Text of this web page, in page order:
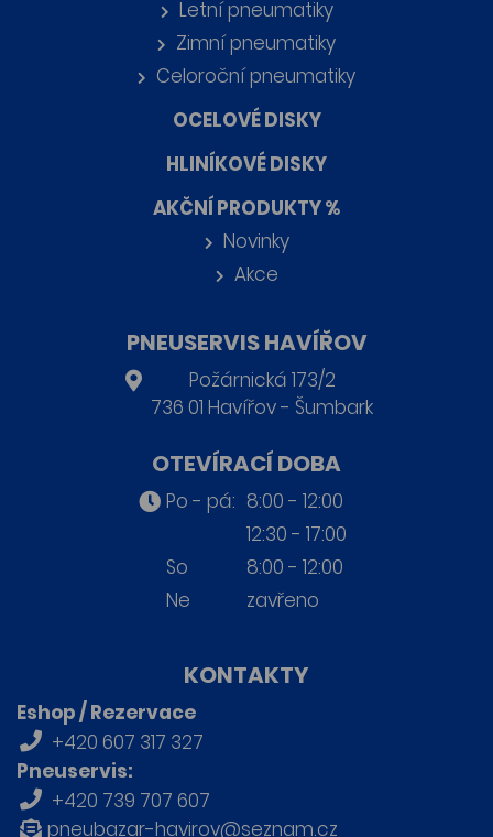
Letní pneumatiky
Zimní pneumatiky
Celoroční pneumatiky
OCELOVÉ DISKY
HLINÍKOVÉ DISKY
AKČNÍ PRODUKTY %
Novinky
Akce
PNEUSERVIS HAVÍŘOV
Požárnická 173/2
736 01 Havířov - Šumbark
OTEVÍRACÍ DOBA
Po - pá: 8:00 - 12:00
12:30 - 17:00
So
8:00 - 12:00
Ne
zavřeno
KONTAKTY
Eshop / Rezervace
+420 607 317 327
Pneuservis:
+420 739 707 607
pneubazar-havirov@seznam.cz